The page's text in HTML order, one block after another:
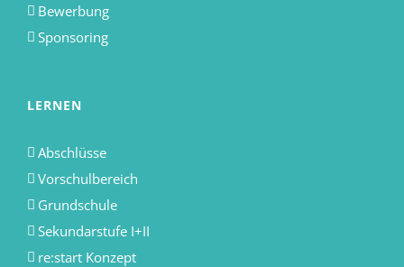
Bewerbung
Sponsoring
LERNEN
Abschlüsse
Vorschulbereich
Grundschule
Sekundarstufe I+II
re:start Konzept